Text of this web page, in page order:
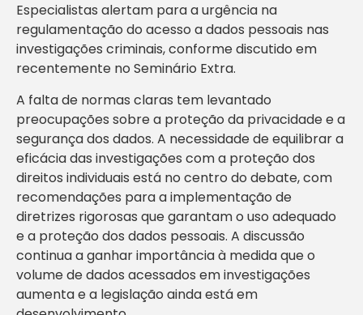
Especialistas alertam para a urgência na
regulamentação do acesso a dados pessoais nas
investigações criminais, conforme discutido em
recentemente no Seminário Extra.
A falta de normas claras tem levantado
preocupações sobre a proteção da privacidade e a
segurança dos dados. A necessidade de equilibrar a
eficácia das investigações com a proteção dos
direitos individuais está no centro do debate, com
recomendações para a implementação de
diretrizes rigorosas que garantam o uso adequado
e a proteção dos dados pessoais. A discussão
continua a ganhar importância à medida que o
volume de dados acessados em investigações
aumenta e a legislação ainda está em